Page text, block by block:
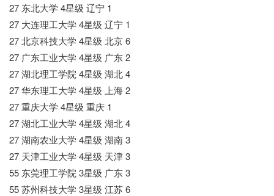
27 东北大学 4星级 辽宁 1
27 大连理工大学 4星级 辽宁 1
27 北京科技大学 4星级 北京 6
27 广东工业大学 4星级 广东 2
27 湖北理工学院 4星级 湖北 4
27 华东理工大学 4星级 上海 2
27 重庆大学 4星级 重庆 1
27 湖北工业大学 4星级 湖北 4
27 湖南农业大学 4星级 湖南 3
27 天津工业大学 4星级 天津 3
55 东莞理工学院 3星级 广东 3
55 苏州科技大学 3星级 江苏 6